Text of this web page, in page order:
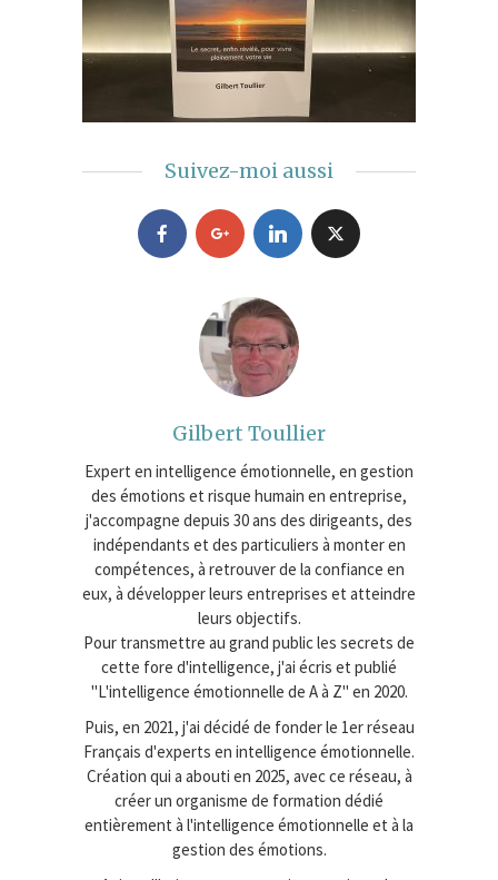
Suivez-moi aussi
Gilbert Toullier
Expert en intelligence émotionnelle, en gestion
des émotions et risque humain en entreprise,
j'accompagne depuis 30 ans des dirigeants, des
indépendants et des particuliers à monter en
compétences, à retrouver de la confiance en
eux, à développer leurs entreprises et atteindre
leurs objectifs.
Pour transmettre au grand public les secrets de
cette fore d'intelligence, j'ai écris et publié
"L'intelligence émotionnelle de A à Z" en 2020.
Puis, en 2021, j'ai décidé de fonder le 1er réseau
Français d'experts en intelligence émotionnelle.
Création qui a abouti en 2025, avec ce réseau, à
créer un organisme de formation dédié
entièrement à l'intelligence émotionnelle et à la
gestion des émotions.